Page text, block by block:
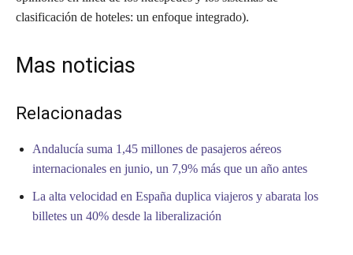
clasificación de hoteles: un enfoque integrado).
Mas noticias
Relacionadas
Andalucía suma 1,45 millones de pasajeros aéreos
internacionales en junio, un 7,9% más que un año antes
La alta velocidad en España duplica viajeros y abarata los
billetes un 40% desde la liberalización